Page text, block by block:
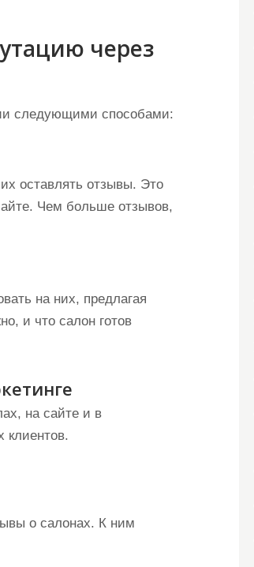
через
следующими способами:
оставлять отзывы. Это
Чем больше отзывов,
на них, предлагая
и что салон готов
на сайте и в
клиентов.
о салонах. К ним